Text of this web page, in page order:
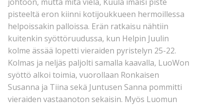
pisteeltä eron kiinni kotijoukkueen hermoillessa
helpoissakin palloissa. Erän ratkaisu nähtiin
kuitenkin syöttöruudussa, kun Helpin Juulin
kolme ässää lopetti vieraiden pyristelyn 25-22.
Kolmas ja neljäs paljolti samalla kaavalla, LuoWon
syöttö alkoi toimia, vuorollaan Ronkaisen
Susanna ja Tiina sekä Juntusen Sanna pommitti
vieraiden vastaanoton sekaisin. Myös Luomun